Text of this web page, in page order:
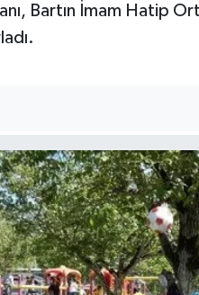
Bartın İmam Hatip